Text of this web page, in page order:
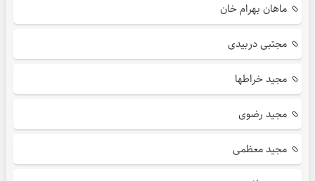
ماهان بهرام خان
مجتبی دربیدی
مجید خراطها
مجید رضوی
مجید معظمی